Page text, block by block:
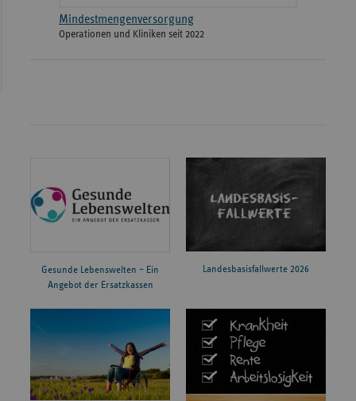
Mindestmengenversorgung
Operationen und Kliniken seit 2022
Gesunde Lebenswelten – Ein
Angebot der Ersatzkassen
Landesbasisfallwerte 2026